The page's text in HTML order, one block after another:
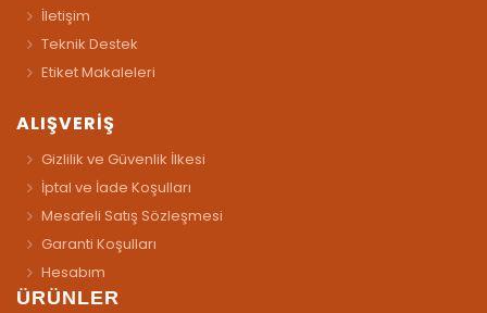
İletişim
Teknik Destek
Etiket Makaleleri
ALIŞVERİŞ
Gizlilik ve Güvenlik İlkesi
İptal ve İade Koşulları
Mesafeli Satış Sözleşmesi
Garanti Koşulları
Hesabım
ÜRÜNLER